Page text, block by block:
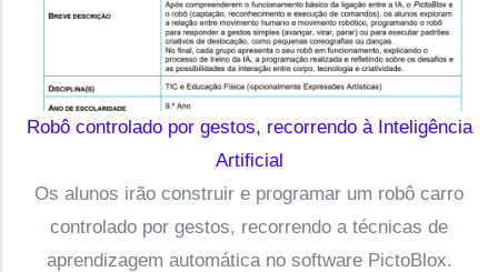
Robô controlado por gestos, recorrendo à Inteligência
Artificial
Os alunos irão construir e programar um robô carro
controlado por gestos, recorrendo a técnicas de
aprendizagem automática no software PictoBlox.